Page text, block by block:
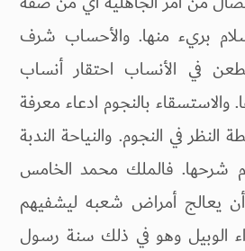
بريء منها. والأحساب شرف
في الأنساب احتقار أنساب
والاستسقاء بالنجوم ادعاء معرفة
في النجوم. والنياحة الندبة
شرحها. فالملك محمد الخامس
أن يعالج أمراض شعبه ليشفيهم
الوبيل وهو في ذلك سنة رسول